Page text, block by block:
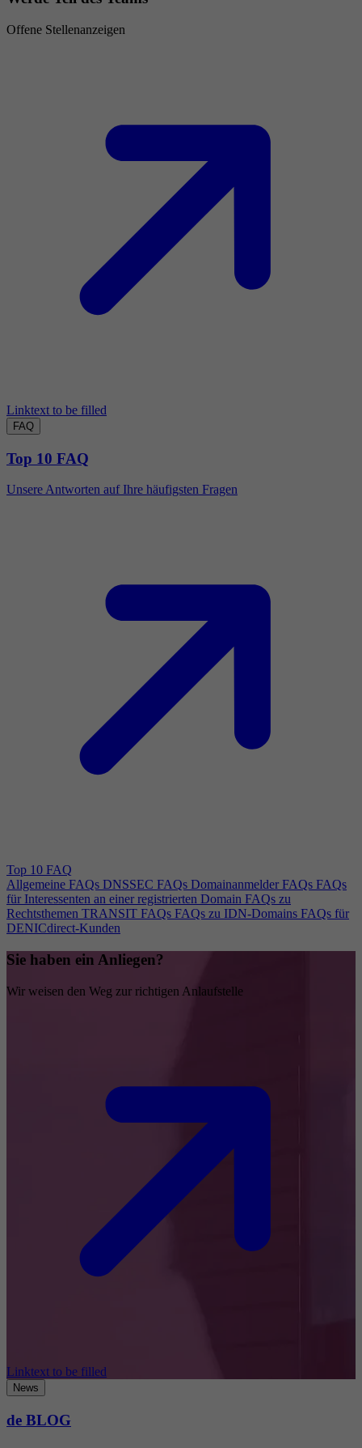
Offene Stellenanzeigen
Linktext to be filled
FAQ
Top 10 FAQ
Unsere Antworten auf Ihre häufigsten Fragen
Top 10 FAQ
Allgemeine FAQs DNSSEC FAQs Domainanmelder FAQs FAQs
für Interessenten an einer registrierten Domain FAQs zu
Rechtsthemen TRANSIT FAQs FAQs zu IDN-Domains FAQs für
DENICdirect-Kunden
Sie haben ein Anliegen?
Wir weisen den Weg zur richtigen Anlaufstelle
Linktext to be filled
News
de BLOG